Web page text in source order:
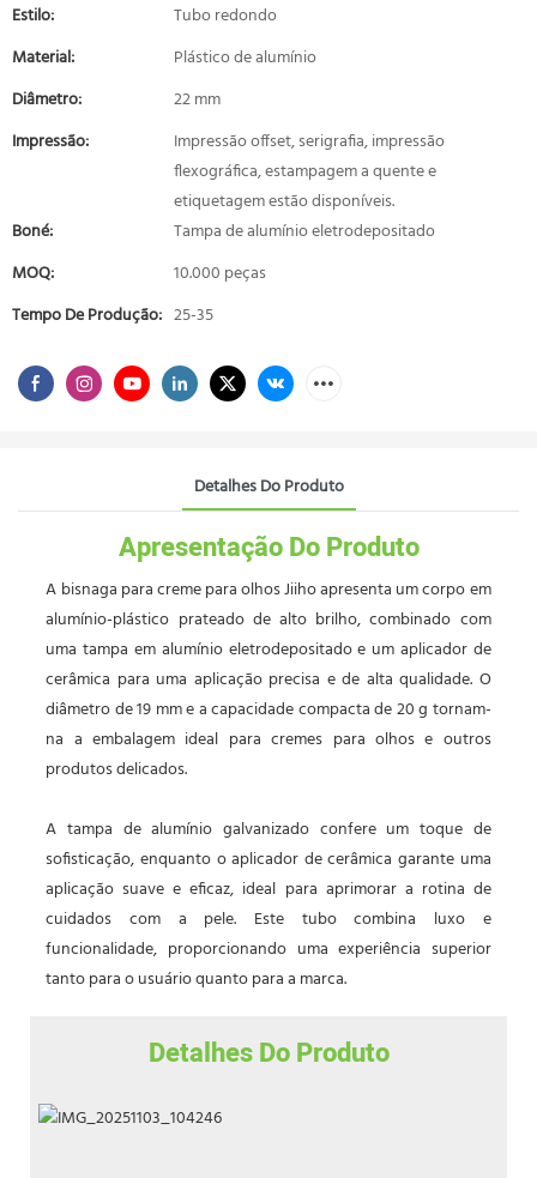
Estilo:
Tubo redondo
Material:
Plástico de alumínio
Diâmetro:
22 mm
Impressão:
Impressão offset, serigrafia, impressão
flexográfica, estampagem a quente e
etiquetagem estão disponíveis.
Boné:
Tampa de alumínio eletrodepositado
MOQ:
10.000 peças
Tempo De Produção: 25-35
Detalhes Do Produto
Apresentação Do Produto
A bisnaga para creme para olhos Jiiho apresenta um corpo em
alumínio-plástico prateado de alto brilho, combinado com
uma tampa em alumínio eletrodepositado e um aplicador de
cerâmica para uma aplicação precisa e de alta qualidade. O
diâmetro de 19 mm e a capacidade compacta de 20 g tornam-
na a embalagem ideal para cremes para olhos e outros
produtos delicados.
A tampa de alumínio galvanizado confere um toque de
sofisticação, enquanto o aplicador de cerâmica garante uma
aplicação suave e eficaz, ideal para aprimorar a rotina de
cuidados com a pele. Este tubo combina luxo e
funcionalidade, proporcionando uma experiência superior
tanto para o usuário quanto para a marca.
Detalhes Do Produto